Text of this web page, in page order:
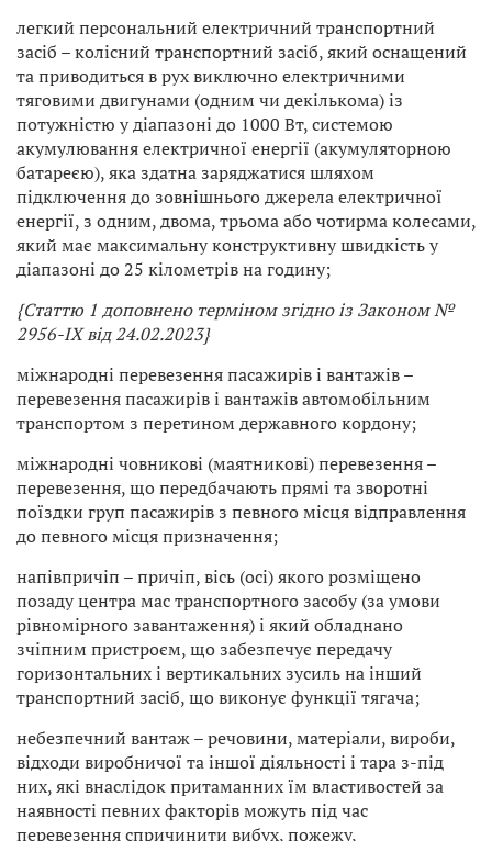
легкий персональний електричний транспортний
засіб – колісний транспортний засіб, який оснащений
та приводиться в рух виключно електричними
тяговими двигунами (одним чи декількома) із
потужністю у діапазоні до 1000 Вт, системою
акумулювання електричної енергії (акумуляторною
батареєю), яка здатна заряджатися шляхом
підключення до зовнішнього джерела електричної
енергії, з одним, двома, трьома або чотирма колесами,
який має максимальну конструктивну швидкість у
діапазоні до 25 кілометрів на годину;
{Статтю 1 доповнено терміном згідно із Законом№
2956-IX від 24.02.2023}
міжнародні перевезення пасажирів і вантажів –
перевезення пасажирів і вантажів автомобільним
транспортом з перетином державного кордону;
міжнародні човникові (маятникові) перевезення –
перевезення, що передбачають прямі та зворотні
поїздки груп пасажирів з певного місця відправлення
до певного місця призначення;
напівпричіп – причіп, вісь (осі) якого розміщено
позаду центра мас транспортного засобу (за умови
рівномірного завантаження) і який обладнано
зчіпним пристроєм, що забезпечує передачу
горизонтальних і вертикальних зусиль на інший
транспортний засіб, що виконує функції тягача;
небезпечний вантаж – речовини, матеріали, вироби,
відходи виробничої та іншої діяльності і тара з-під
них, які внаслідок притаманних їм властивостей за
наявності певних факторів можуть під час
перевезення спричинити вибух, пожежу,